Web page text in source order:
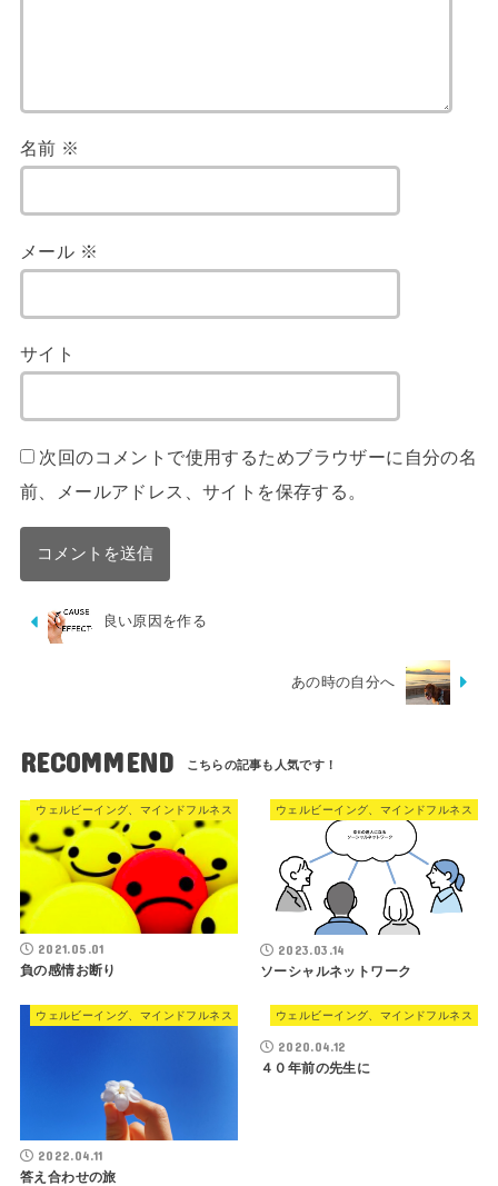
名前 ※
メール ※
サイト
次回のコメントで使用するためブラウザーに自分の名
前、メールアドレス、サイトを保存する。
良い原因を作る
あの時の自分へ
RECOMMEND
ウェルビーイング、マインドフルネス
2021.05.01
負の感情お断り
ウェルビーイング、マインドフルネス
2023.03.14
ソーシャルネットワーク
ウェルビーイング、マインドフルネス
2022.04.11
答え合わせの旅
ウェルビーイング、マインドフルネス
2020.04.12
４０年前の先生に